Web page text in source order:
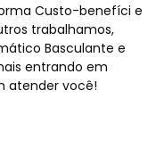
Custo-benefíci e
trabalhamos,
Basculante e
entrando em
atender você!